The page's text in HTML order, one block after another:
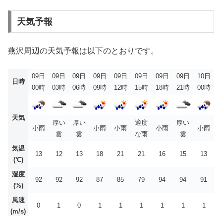
天気予報
燕沢周辺の天気予報は以下のとおりです。
日時
09日
00時
09日
03時
09日
06時
09日
09時
09日
12時
09日
15時
09日
18時
09日
21時
10日
00時
天気
小雨
厚い
雲
厚い
雲
小雨 小雨
適度
な雨
小雨
厚い
雲
小雨
気温
(℃)
13 12 13 18 21 21 16 15 13
湿度
(%)
92 92 92 87 85 79 94 94 91
風速
(m/s)
0 1 0 1 1 1 1 1 1